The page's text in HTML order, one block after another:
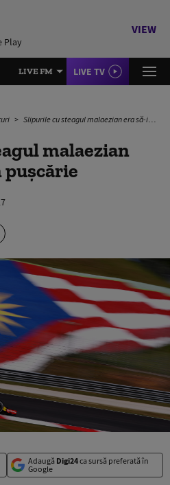
Play
VIEW
LIVE FM LIVE TV
Slipurile cu steagul malaezian era să-i bage în pușcărie
malaezian
pușcărie
Adaugă Digi24ca sursă preferată în
Google